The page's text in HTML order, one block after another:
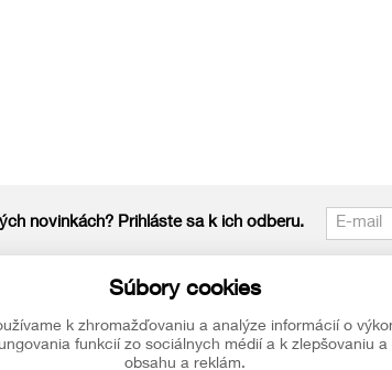
novinkách? Prihláste sa k ich odberu.
Sledujte nás
Súbory cookies
k zhromažďovaniu a analýze informácií o
funkcií zo sociálnych médií a k zlepšovaniu a
obsahu a reklám.